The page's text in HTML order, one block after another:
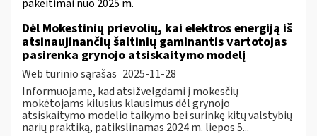
pakeitimai nuo 2025 m.
Dėl Mokestinių prievolių, kai elektros energiją iš
atsinaujinančių šaltinių gaminantis vartotojas
pasirenka grynojo atsiskaitymo modelį
Web turinio sąrašas 2025-11-28
Informuojame, kad atsižvelgdami į mokesčių
mokėtojams kilusius klausimus dėl grynojo
atsiskaitymo modelio taikymo bei surinkę kitų valstybių
narių praktiką, patikslinamas 2024 m. liepos 5...